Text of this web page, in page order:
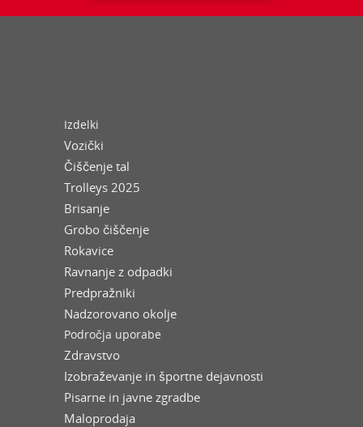
Izdelki
Vozički
Čiščenje tal
Trolleys 2025
Brisanje
Grobo čiščenje
Rokavice
Ravnanje z odpadki
Predpražniki
Nadzorovano okolje
Področja uporabe
Zdravstvo
Izobraževanje in športne dejavnosti
Pisarne in javne zgradbe
Maloprodaja